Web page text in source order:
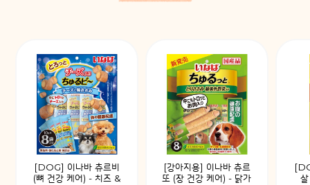
[DOG] 이나바 츄르비
(뼈 건강 케어) - 치즈 &
[강아지용] 이나바 츄르
또 (장 건강 케어) - 닭가